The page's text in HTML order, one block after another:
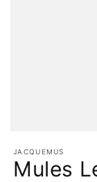
JACQUEMUS
Mules